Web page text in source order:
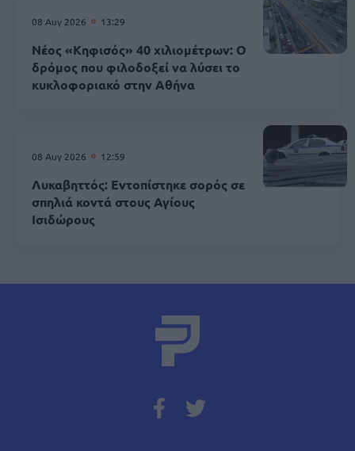
08 Αυγ 2026 13:29
Νέος «Κηφισός» 40 χιλιομέτρων: Ο
δρόμος που φιλοδοξεί να λύσει το
κυκλοφοριακό στην Αθήνα
08 Αυγ 2026 12:59
Λυκαβηττός: Εντοπίστηκε σορός σε
σπηλιά κοντά στους Αγίους
Ισιδώρους